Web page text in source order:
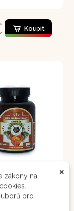
Koupit
×
zákony na
pro